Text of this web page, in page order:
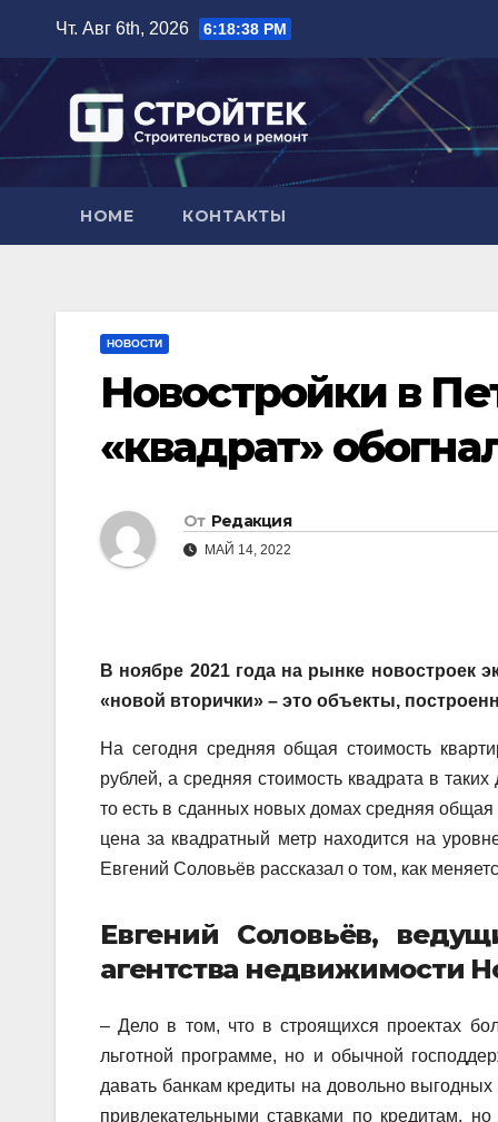
содержимому
Чт. Авг 6th, 2026 6:18:39 PM
HOME КОНТАКТЫ
НОВОСТИ
Новостройки в
«квадрат»
От Редакция
МАЙ 14, 2022
В ноябре 2021 года на рынке новостроек
«новой вторички» – это объекты,
На сегодня средняя общая стоимость
рублей, а средняя стоимость квадрата в
то есть в сданных новых домах средняя
цена за квадратный метр находится на
Евгений Соловьёв рассказал о том, как
Евгений Соловьёв,
агентства недвижимости
– Дело в том, что в строящихся проектах
льготной программе, но и обычной
давать банкам кредиты на довольно
привлекательными ставками по кредитам,